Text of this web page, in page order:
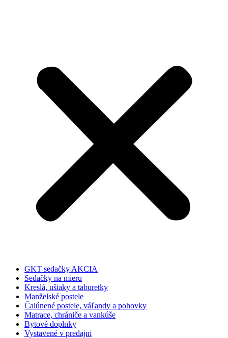
GKT sedačky AKCIA
Sedačky na mieru
Kreslá, ušiaky a taburetky
Manželské postele
Čalúnené postele, váľandy a pohovky
Matrace, chrániče a vankúše
Bytové doplnky
Vystavené v predajni